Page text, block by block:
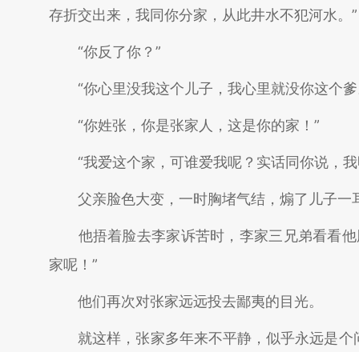
存折交出来，我同你分家，从此井水不犯河水。”
“你反了你？”
“你心里没我这个儿子，我心里就没你这个爹
“你姓张，你是张家人，这是你的家！”
“我爱这个家，可谁爱我呢？实话同你说，我
父亲脸色大变，一时胸堵气结，煽了儿子一
他捂着脸去李家诉苦时，李家三兄弟看看他
家呢！”
他们再次对张家远远投去鄙夷的目光。
就这样，张家多年来不平静，似乎永远是个